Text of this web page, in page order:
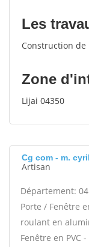
Les
Construction de
Zone
Lijai 04350
Cg com - m.
Artisan
Département: 04
Porte / Fenêtre
roulant en
Fenêtre en PVC